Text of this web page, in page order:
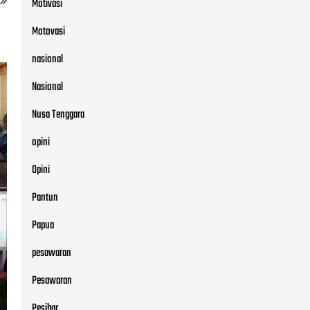
Motivasi
Motovasi
nasional
Nasional
Nusa Tenggara
opini
Opini
Pantun
Papua
pesawaran
Pesawaran